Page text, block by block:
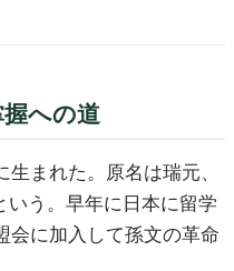
への道
まれた。原名は瑞元、
う。早年に日本に留学
会に加入して孫文の革命